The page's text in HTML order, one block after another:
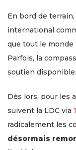
En bord de
international
que tout le monde
Parfois, la
soutien disponible.
Dès lors, pour les
suivent la LDC via
radicalement les
désormais